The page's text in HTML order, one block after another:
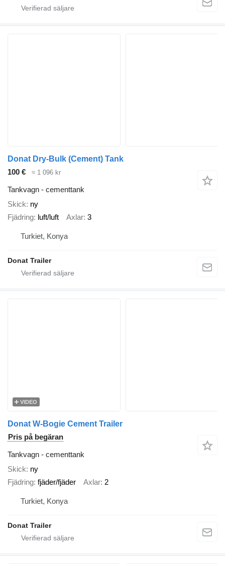
Donat Dry-Bulk (Cement) Tank
100 €
≈ 1 096 kr
Tankvagn - cementtank
Skick ny
Fjädring luft/luft Axlar 3
Turkiet, Konya
Donat Trailer
VIDEO
Donat W-Bogie Cement Trailer
Pris på begäran
Tankvagn - cementtank
Skick ny
Fjädring fjäder/fjäder Axlar 2
Turkiet, Konya
Donat Trailer